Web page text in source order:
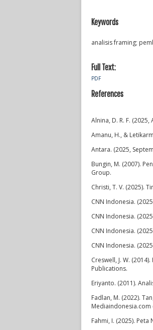
Keywords
analisis framing;
Full Text:
PDF
References
Alnina, D. R. F.
Amanu, H., &
Antara. (2025,
Bungin, M. (2007).
Group.
Christi, T. V. (2025).
CNN Indonesia.
CNN Indonesia.
CNN Indonesia.
CNN Indonesia.
Creswell, J. W.
Publications.
Eriyanto. (2011).
Fadlan, M. (2022).
Mediaindonesia.com
Fahmi, I. (2025).